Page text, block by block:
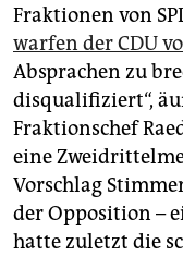
Fraktionen von
warfen der CDU
Absprachen zu
disqualifiziert“,
Fraktionschef
eine
Vorschlag
der Opposition –
hatte zuletzt die